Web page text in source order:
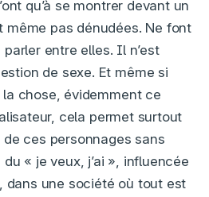
qu’à se montrer devant un
même pas dénudées. Ne font
entre elles. Il n’est
de sexe. Et même si
chose, évidemment ce
cela permet surtout
ces personnages sans
« je veux, j’ai », influencée
dans une société où tout est